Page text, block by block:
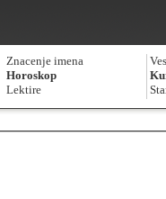
Znacenje imena
Horoskop
Lektire